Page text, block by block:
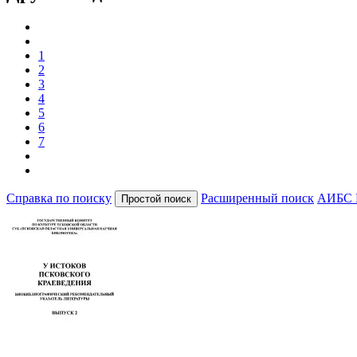
1
2
3
4
5
6
7
Справка по поиску Расширенный поиск АИБС